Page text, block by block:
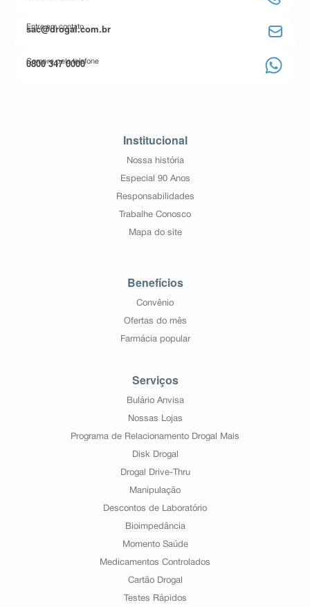
Entre em contato
sac@drogal.com.br
Compre pelo telefone
0800 347 0000
Institucional
Nossa história
Especial 90 Anos
Responsabilidades
Trabalhe Conosco
Mapa do site
Benefícios
Convênio
Ofertas do mês
Farmácia popular
Serviços
Bulário Anvisa
Nossas Lojas
Programa de Relacionamento Drogal Mais
Disk Drogal
Drogal Drive-Thru
Manipulação
Descontos de Laboratório
Bioimpedância
Momento Saúde
Medicamentos Controlados
Cartão Drogal
Testes Rápidos